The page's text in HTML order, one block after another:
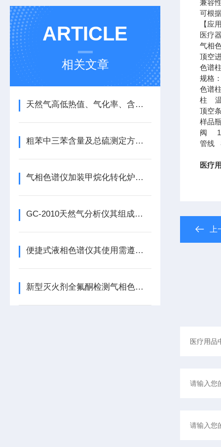
ARTICLE
相关文章
天然气高低热值、气化率、含量、密度检测方法及原理
粗苯中三苯含量及总硫测定方法（气相色谱原理）
气相色谱仪加装甲烷化转化炉方法
GC-2010天然气分析仪其组成部分具体如下
便捷式液相色谱仪其使用需遵循以下步骤及事项
新型灭火剂全氟酮检测气相色谱仪使用原理
兼容
可根
【应
医疗
气相
顶空
色
规格
色谱
柱
顶空
样品
阀
管线
医疗